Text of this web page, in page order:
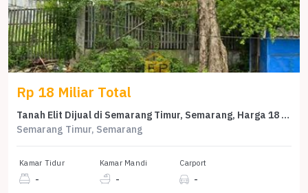
Rp 18 Miliar Total
Tanah Elit Dijual di Semarang Timur, Semarang, Harga 18 Miliar
Semarang Timur, Semarang
Kamar Tidur
-
Kamar Mandi
-
Carport
-